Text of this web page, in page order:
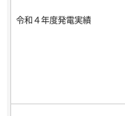
令和４年度発電実績